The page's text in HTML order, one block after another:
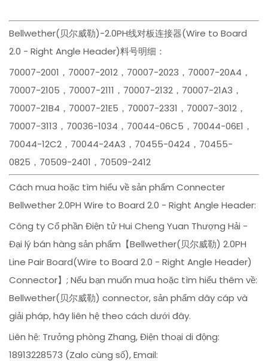
Bellwether(贝尔威勒)-2.0PH线对板连接器(Wire to Board
2.0 - Right Angle Header)料号明细：
70007-2001，70007-2012，70007-2023，70007-20A4，
70007-2105，70007-2111，70007-2132，70007-21A3，
70007-21B4，70007-21E5，70007-2331，70007-3012，
70007-3113，70036-1034，70044-06C5，70044-06E1，
70044-12C2，70044-24A3，70455-0424，70455-
0825，70509-2401，70509-2412
Cách mua hoặc tìm hiểu về sản phẩm Connecter
Bellwether 2.0PH Wire to Board 2.0 - Right Angle Header:
Công ty Cổ phần Điện tử Hui Cheng Yuan Thượng Hải -
Đại lý bán hàng sản phẩm【Bellwether(贝尔威勒) 2.0PH
Line Pair Board(Wire to Board 2.0 - Right Angle Header)
Connector】; Nếu bạn muốn mua hoặc tìm hiểu thêm về:
Bellwether(贝尔威勒) connector, sản phẩm dây cáp và
giải pháp, hãy liên hệ theo cách dưới đây.
Liên hệ: Trưởng phòng Zhang, Điện thoại di động:
18913228573 (Zalo cùng số), Email: